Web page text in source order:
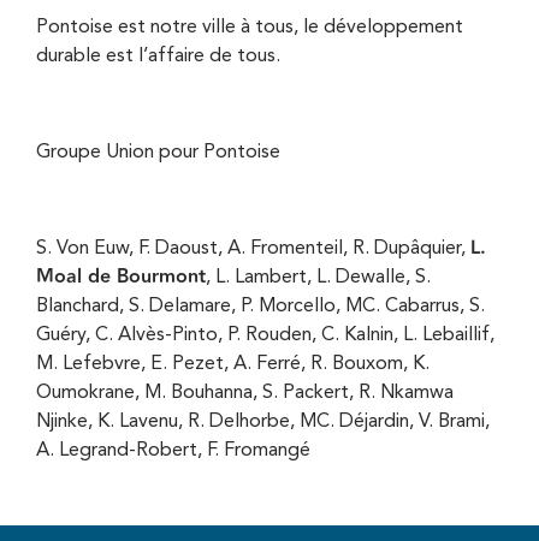
Pontoise est notre ville à tous, le développement
durable est l’affaire de tous.
Groupe Union pour Pontoise
S. Von Euw, F. Daoust, A. Fromenteil, R. Dupâquier, L.
Moal de Bourmont, L. Lambert, L. Dewalle, S.
Blanchard, S. Delamare, P. Morcello, MC. Cabarrus, S.
Guéry, C. Alvès-Pinto, P. Rouden, C. Kalnin, L. Lebaillif,
M. Lefebvre, E. Pezet, A. Ferré, R. Bouxom, K.
Oumokrane, M. Bouhanna, S. Packert, R. Nkamwa
Njinke, K. Lavenu, R. Delhorbe, MC. Déjardin, V. Brami,
A. Legrand-Robert, F. Fromangé